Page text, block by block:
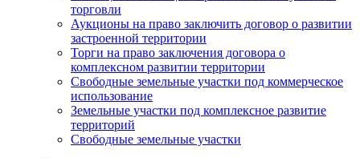
торговли
Аукционы на право заключить договор о развитии
застроенной территории
Торги на право заключения договора о
комплексном развитии территории
Свободные земельные участки под коммерческое
использование
Земельные участки под комплексное развитие
территорий
Свободные земельные участки